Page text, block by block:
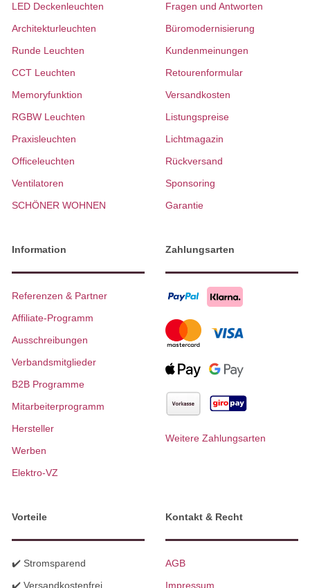
LED Deckenleuchten
Architekturleuchten
Runde Leuchten
CCT Leuchten
Memoryfunktion
RGBW Leuchten
Praxisleuchten
Officeleuchten
Ventilatoren
SCHÖNER WOHNEN
Fragen und Antworten
Büromodernisierung
Kundenmeinungen
Retourenformular
Versandkosten
Listungspreise
Lichtmagazin
Rückversand
Sponsoring
Garantie
Information
Referenzen & Partner
Affiliate-Programm
Ausschreibungen
Verbandsmitglieder
B2B Programme
Mitarbeiterprogramm
Hersteller
Werben
Elektro-VZ
Zahlungsarten
Weitere Zahlungsarten
Vorteile
✔️ Stromsparend
✔️ Versandkostenfrei
Kontakt & Recht
AGB
Impressum